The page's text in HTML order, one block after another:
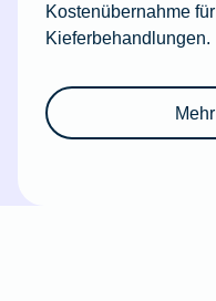
Kostenübernahme
Kieferbehandlungen.